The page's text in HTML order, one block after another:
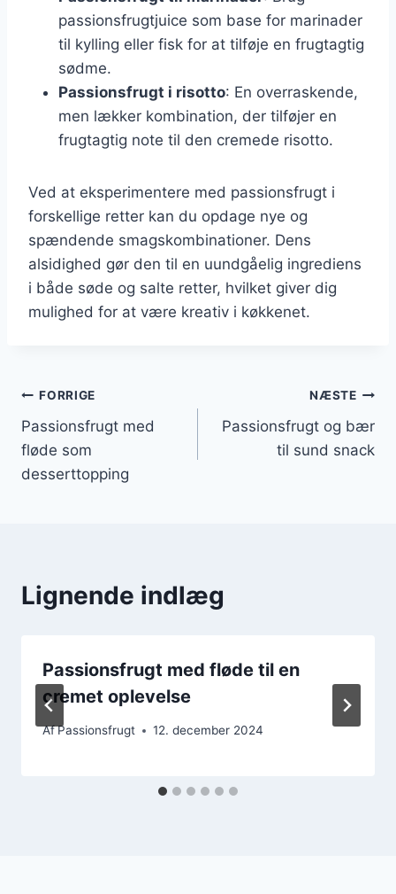
passionsfrugtjuice som base for marinader
til kylling eller fisk for at tilføje en frugtagtig
sødme.
Passionsfrugt i risotto: En overraskende,
men lækker kombination, der tilføjer en
frugtagtig note til den cremede risotto.
Ved at eksperimentere med passionsfrugt i
forskellige retter kan du opdage nye og
spændende smagskombinationer. Dens
alsidighed gør den til en uundgåelig ingrediens
i både søde og salte retter, hvilket giver dig
mulighed for at være kreativ i køkkenet.
Indlægsnavigation
FORRIGE
Passionsfrugt med
fløde som
desserttopping
NÆSTE
Passionsfrugt og bær
til sund snack
Lignende indlæg
Passionsfrugt med fløde til en
cremet oplevelse
AfPassionsfrugt 12. december 2024